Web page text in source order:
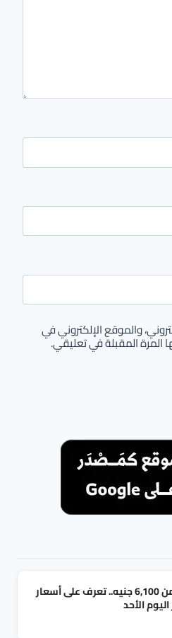
والموقع الإلكتروني في
المرة المقبلة في تعليقي.
عيار 21 يقترب من 6,100 جنيه.. تعرف على أسعار
الأحد